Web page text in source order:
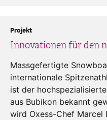
Innovationen für den
Projekt
Massgefertigte
internationale
ist der
aus Bubikon bekannt
wird Oxess-Chef Marcel